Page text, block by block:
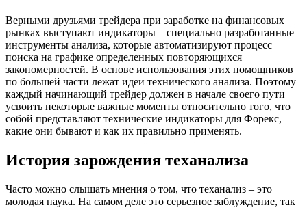
Верными друзьями трейдера при заработке на финансовых
рынках выступают индикаторы – специально разработанные
инструменты анализа, которые автоматизируют процесс
поиска на графике определенных повторяющихся
закономерностей. В основе использования этих помощников
по большей части лежат идеи технического анализа. Поэтому
каждый начинающий трейдер должен в начале своего пути
усвоить некоторые важные моменты относительно того, что
собой представляют технические индикаторы для Форекс,
какие они бывают и как их правильно применять.
История зарождения теханализа
Часто можно слышать мнения о том, что теханализ – это
молодая наука. На самом деле это серьезное заблуждение, так